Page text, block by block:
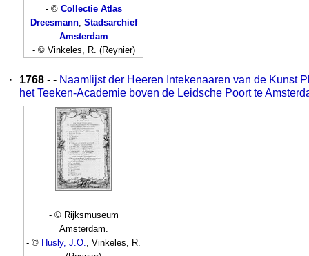
- © Collectie Atlas
Dreesmann, Stadsarchief
Amsterdam
- © Vinkeles, R. (Reynier)
· 1768 - - Naamlijst der Heeren Intekenaaren van de Kunst
het Teeken-Academie boven de Leidsche Poort te
- © Rijksmuseum
Amsterdam.
- © Husly, J.O., Vinkeles, R.